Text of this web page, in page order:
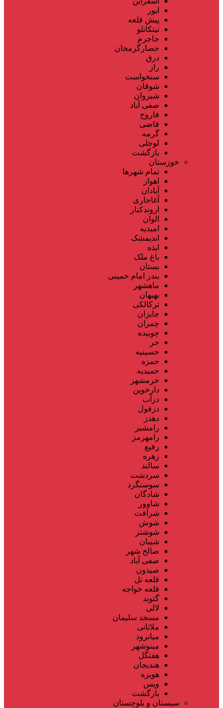
ایور
پیش قلعه
تیتکانلو
جاجرم
حصارگرمخان
درق
راز
سنخواست
شوقان
شیروان
صفی آباد
فاروج
قاضی
گرمه
لوجلی
بازگشت
خوزستان
تمام شهر‌ها
اهواز
آبادان
آغاجاری
اروندکنار
الوان
امیدیه
اندیمشک
ایذه
باغ ملک
بستان
بندر امام خمینی
ماهشهر
بهبهان
ترکالکی
جایزان
چمران
چوبیده
حر
حسینیه
حمزه
حمیدیه
خرمشهر
دارخوین
دزآب
دزفول
دهدز
رامشیر
رامهرمز
رفیع
زهره
سالند
سردشت
سوسنگرد
شادگان
شاوور
شرافت
شوش
شوشتر
شیبان
صالح شهر
صفی آباد
صیدون
قلعه تل
قلعه خواجه
گتوند
لالی
مسجد سلیمان
ملاثانی
میانرود
مینوشهر
هفتگل
هندیجان
هویزه
ویس
بازگشت
سیستان و بلوچستان